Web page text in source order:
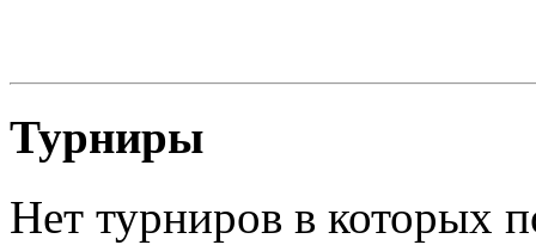
Турниры
Нет турниров в которых